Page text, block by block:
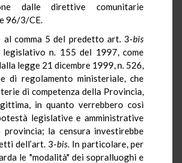
dalle direttive comunitarie
96/3/CE.
al comma 5 del predetto art. 3-bis
n. 155 del 1997, come
legge 21 dicembre 1999, n. 526,
di regolamento ministeriale, che
di competenza della Provincia,
in quanto verrebbero così
legislative e amministrative
provincia; la censura investirebbe
dell’art. 3-bis. In particolare, per
le "modalità" dei sopralluoghi e